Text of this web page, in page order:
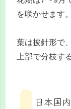
を咲かせます。
葉は披針形で
上部で分枝す
日本国